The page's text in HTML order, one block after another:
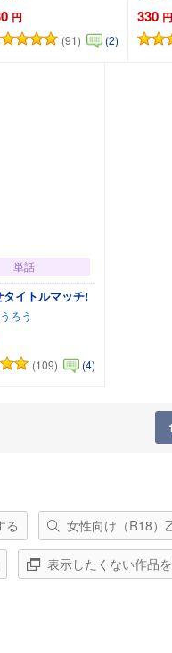
円
(91) (2)
カートに追加
330 円
単話
タイトルマッチ!
ろう
(109) (4)
カートに追加
1
る 女性向け（R18）
表示したくない作品